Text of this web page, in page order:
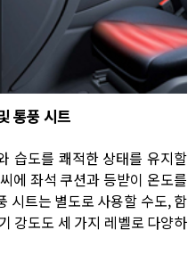
통풍 시트
습도를 쾌적한 상태를 유지할
에 좌석 쿠션과 등받이 온도를
시트는 별도로 사용할 수도, 함
강도도 세 가지 레벨로 다양하